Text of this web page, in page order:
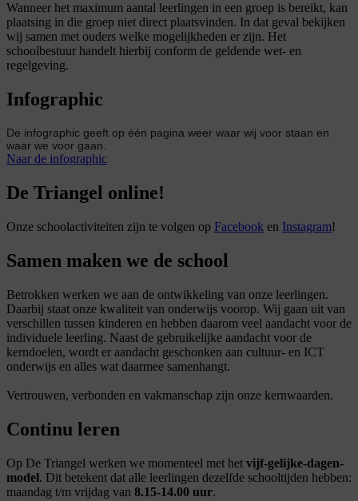
Wanneer het maximum aantal leerlingen in een groep is bereikt, kan
plaatsing in die groep niet direct plaatsvinden. In dat geval bekijken
wij samen met ouders welke mogelijkheden er zijn. Het
schoolbestuur handelt hierbij conform de geldende wet- en
regelgeving.
Infographic
De infographic geeft op één pagina weer waar wij voor staan en
waar we voor gaan.
Naar de infographic
De Triangel online!
Onze schoolactiviteiten zijn te volgen op Facebook en Instagram!
Samen maken we de school
Betrokken werken we aan de ontwikkeling van onze leerlingen.
Daarbij staat onze kwaliteit van onderwijs voorop. Wij gaan uit van
verschillen tussen kinderen en hebben daarom veel aandacht voor de
individuele leerling. Naast de gebruikelijke aandacht voor de
kerndoelen, wordt er aandacht geschonken aan cultuur- en ICT
onderwijs en alles wat daarmee samenhangt.
Vertrouwen, verbonden en vakmanschap zijn onze kernwaarden.
Continu leren
Op De Triangel werken we momenteel met het vijf-gelijke-dagen-
model. Dit betekent dat alle leerlingen dezelfde schooltijden hebben:
maandag t/m vrijdag van 8.15-14.00 uur.